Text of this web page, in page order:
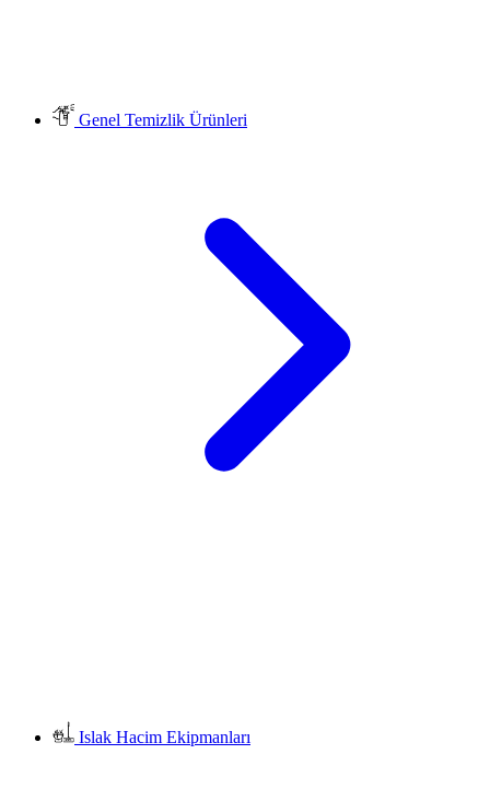
Genel Temizlik Ürünleri
Islak Hacim Ekipmanları